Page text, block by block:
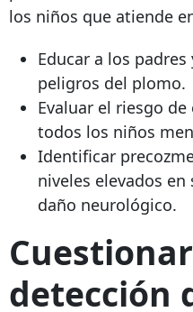
los niños que atiende
Educar a los
peligros del plomo.
Evaluar el riesgo
todos los niños
Identificar
niveles elevados
daño neurológico.
detección